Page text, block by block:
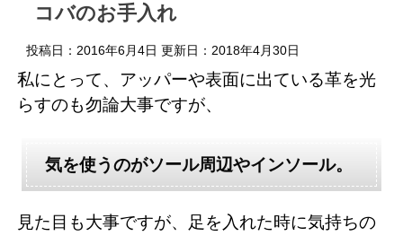
コバのお手入れ
投稿日：2016年6月4日 更新日： 2018年4月30日
私にとって、アッパーや表面に出ている革を光
らすのも勿論大事ですが、
気を使うのがソール周辺やインソール。
見た目も大事ですが、足を入れた時に気持ちの